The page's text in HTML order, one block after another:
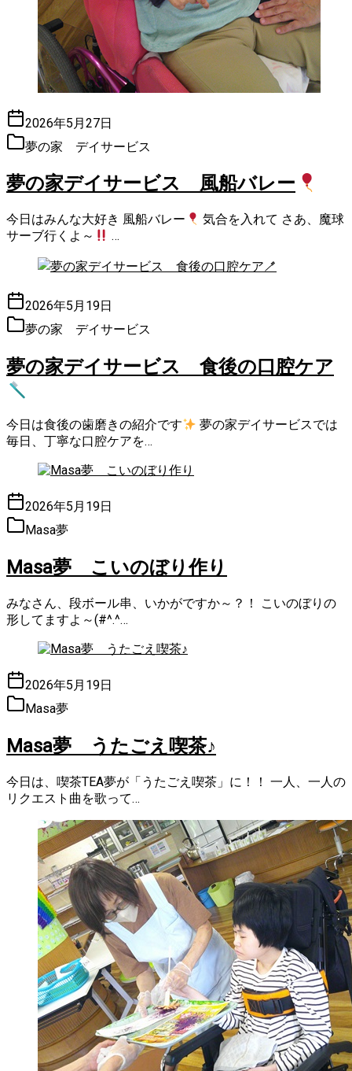
2026年5月27日
夢の家 デイサービス
夢の家デイサービス 風船バレー
今日はみんな大好き 風船バレー
気合を入れて さあ、魔球
サーブ行くよ～
…
2026年5月19日
夢の家 デイサービス
夢の家デイサービス 食後の口腔ケア
今日は食後の歯磨きの紹介です
夢の家デイサービスでは
毎日、丁寧な口腔ケアを…
2026年5月19日
Masa夢
Masa夢 こいのぼり作り
みなさん、段ボール串、いかがですか～？！ こいのぼりの
形してますよ～(#^.^…
2026年5月19日
Masa夢
Masa夢 うたごえ喫茶♪
今日は、喫茶TEA夢が「うたごえ喫茶」に！！ 一人、一人の
リクエスト曲を歌って…